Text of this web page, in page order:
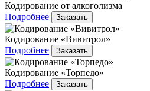
Кодирование от алкоголизма
Подробнее
Заказать
Кодирование «Вивитрол»
Подробнее
Заказать
Кодирование «Торпедо»
Подробнее
Заказать